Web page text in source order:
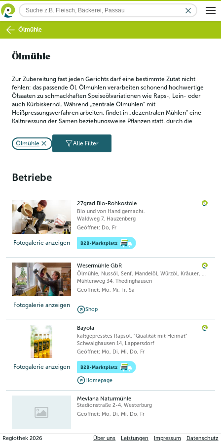
Ölmühle
Ölmühle
Zur Zubereitung fast jeden Gerichts darf eine bestimmte Zutat nicht
fehlen: das passende Öl. Ölmühlen verarbeiten schonend hochwertige
Ölsaaten zu schmackhaften Speiseölvariationen wie Raps-, Lein- oder
auch Kürbiskernöl. Während „zentrale Ölmühlen“ mit
Heißpressungsverfahren arbeiten, findet in „dezentralen Mühlen“ eine
Kaltpressung der Samen beziehungsweise Pflanzen statt, durch die
auch Verfahren wie die Extraktion oder Zentrifugation zum Einsatz
kommen.
Ölmühle Alle Filter
Betriebe
Fotogalerie anzeigen
27grad Bio-Rohkostöle
Bio und von Hand gemacht.
Waldweg 7, Hauzenberg
Geöffnet: Do, Fr
Fotogalerie anzeigen
Wesermühle GbR
Ölmühle, Nussöl, Senf, Mandelöl, Würzöl, Kräuter, Chili, Senfmühle, Leinöl
Mühlenweg 34, Thedinghausen
Geöffnet: Mo, Mi, Fr, Sa
Shop
Fotogalerie anzeigen
Bayola
kaltgepresstes Rapsöl, "Qualität mit Heimat"
Schwaighausen 14 Lappersdorf
Geöffnet: Mo, Di, Mi, Do, Fr
Homepage
Mevlana Naturmühle
Stadionstraße 2-4, Westerburg
Geöffnet: Mo, Di, Mi, Do, Fr
Regiothek2026 Über uns Leistungen Impressum Datenschutz